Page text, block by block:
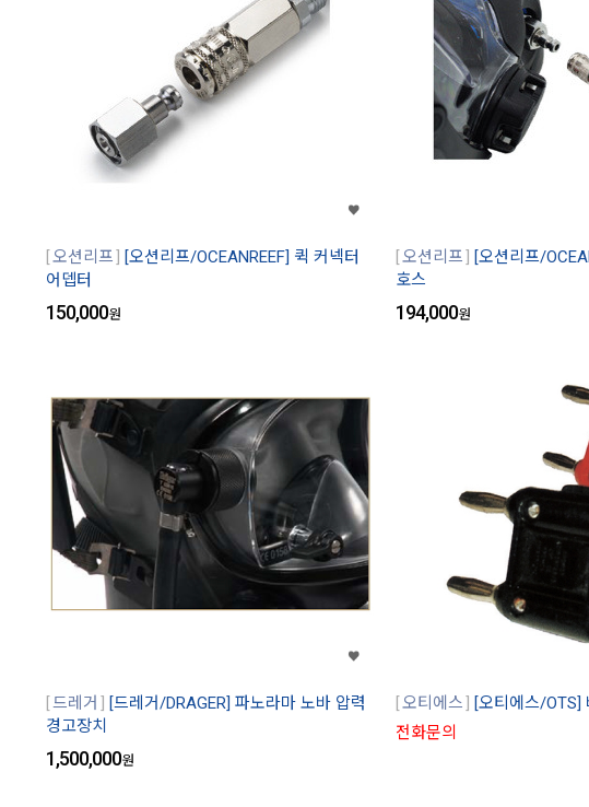
오션리프
[오션리프/OCEANREEF] 퀵 커넥터
어뎁터
150,000원
오션리프
[오션리프/
호스
194,000원
드레거
[드레거/DRAGER] 파노라마 노바 압력
경고장치
1,500,000원
오티에스
[오티에스/OTS]
전화문의